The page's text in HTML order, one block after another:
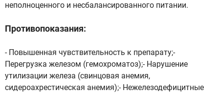
неполноценного и несбалансированного питании.
Противопоказания:
- Повышенная чувствительность к препарату;-
Перегрузка железом (гемохроматоз);- Нарушение
утилизации железа (свинцовая анемия,
сидероахрестическая анемия);- Нежелезодефицитные